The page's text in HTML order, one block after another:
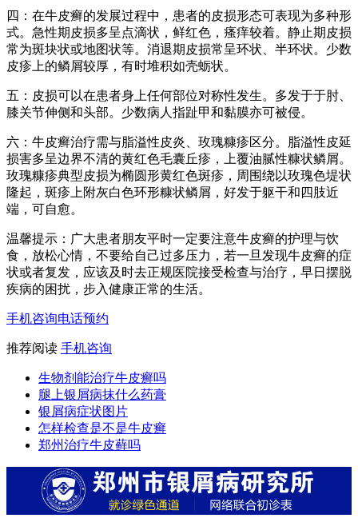
四：在牛皮癣的发展过程中，患者的皮损形态可表现为多种形
式。急性期皮损多呈点滴状，鲜红色，瘙痒较着。静止期皮损
常为斑块状或地图状等。消退期皮损常呈环状、半环状。少数
皮疹上的鳞屑较厚，有时堆积如壳蛎状。
五：皮损可以在患者身上任何部位对称性发生。多发于于肘、
膝关节伸侧和头部。少数病人指趾甲和黏膜亦可被侵。
六：牛皮癣治疗需与脂溢性皮炎、玫瑰糠疹区分。脂溢性皮延
损害多呈边界不清的黄红色毛囊丘疹，上覆油腻性糠状鳞屑。
玫瑰糠疹典型皮损为椭圆形黄红色斑疹，周围绕以玫瑰色堤状
隆起，斑疹上附灰白色环形糠状鳞屑，好发于躯干和四肢近
端，可自愈。
温馨提示：广大患者朋友平时一定要注意牛皮癣的护理与饮
食，放松心情，不要给自己过多压力，若一旦发现牛皮癣的症
状或者复发，应该及时去正规医院接受检查与治疗，早日摆脱
疾病的困扰，步入健康正常的生活。
手机咨询电话预约
推荐阅读 手机咨询
生物剂能治疗牛皮癣吗
腿上银屑病抹什么药膏
银屑病症状图片
怎样检查是不是牛皮癣
郑州治疗牛皮藓吗